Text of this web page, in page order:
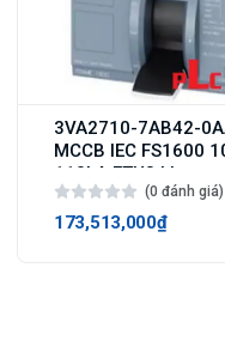
3VA2710-7AB42-
MCCB IEC FS1600
110kA ETU3 LI
(0 đánh giá)
173,513,000₫